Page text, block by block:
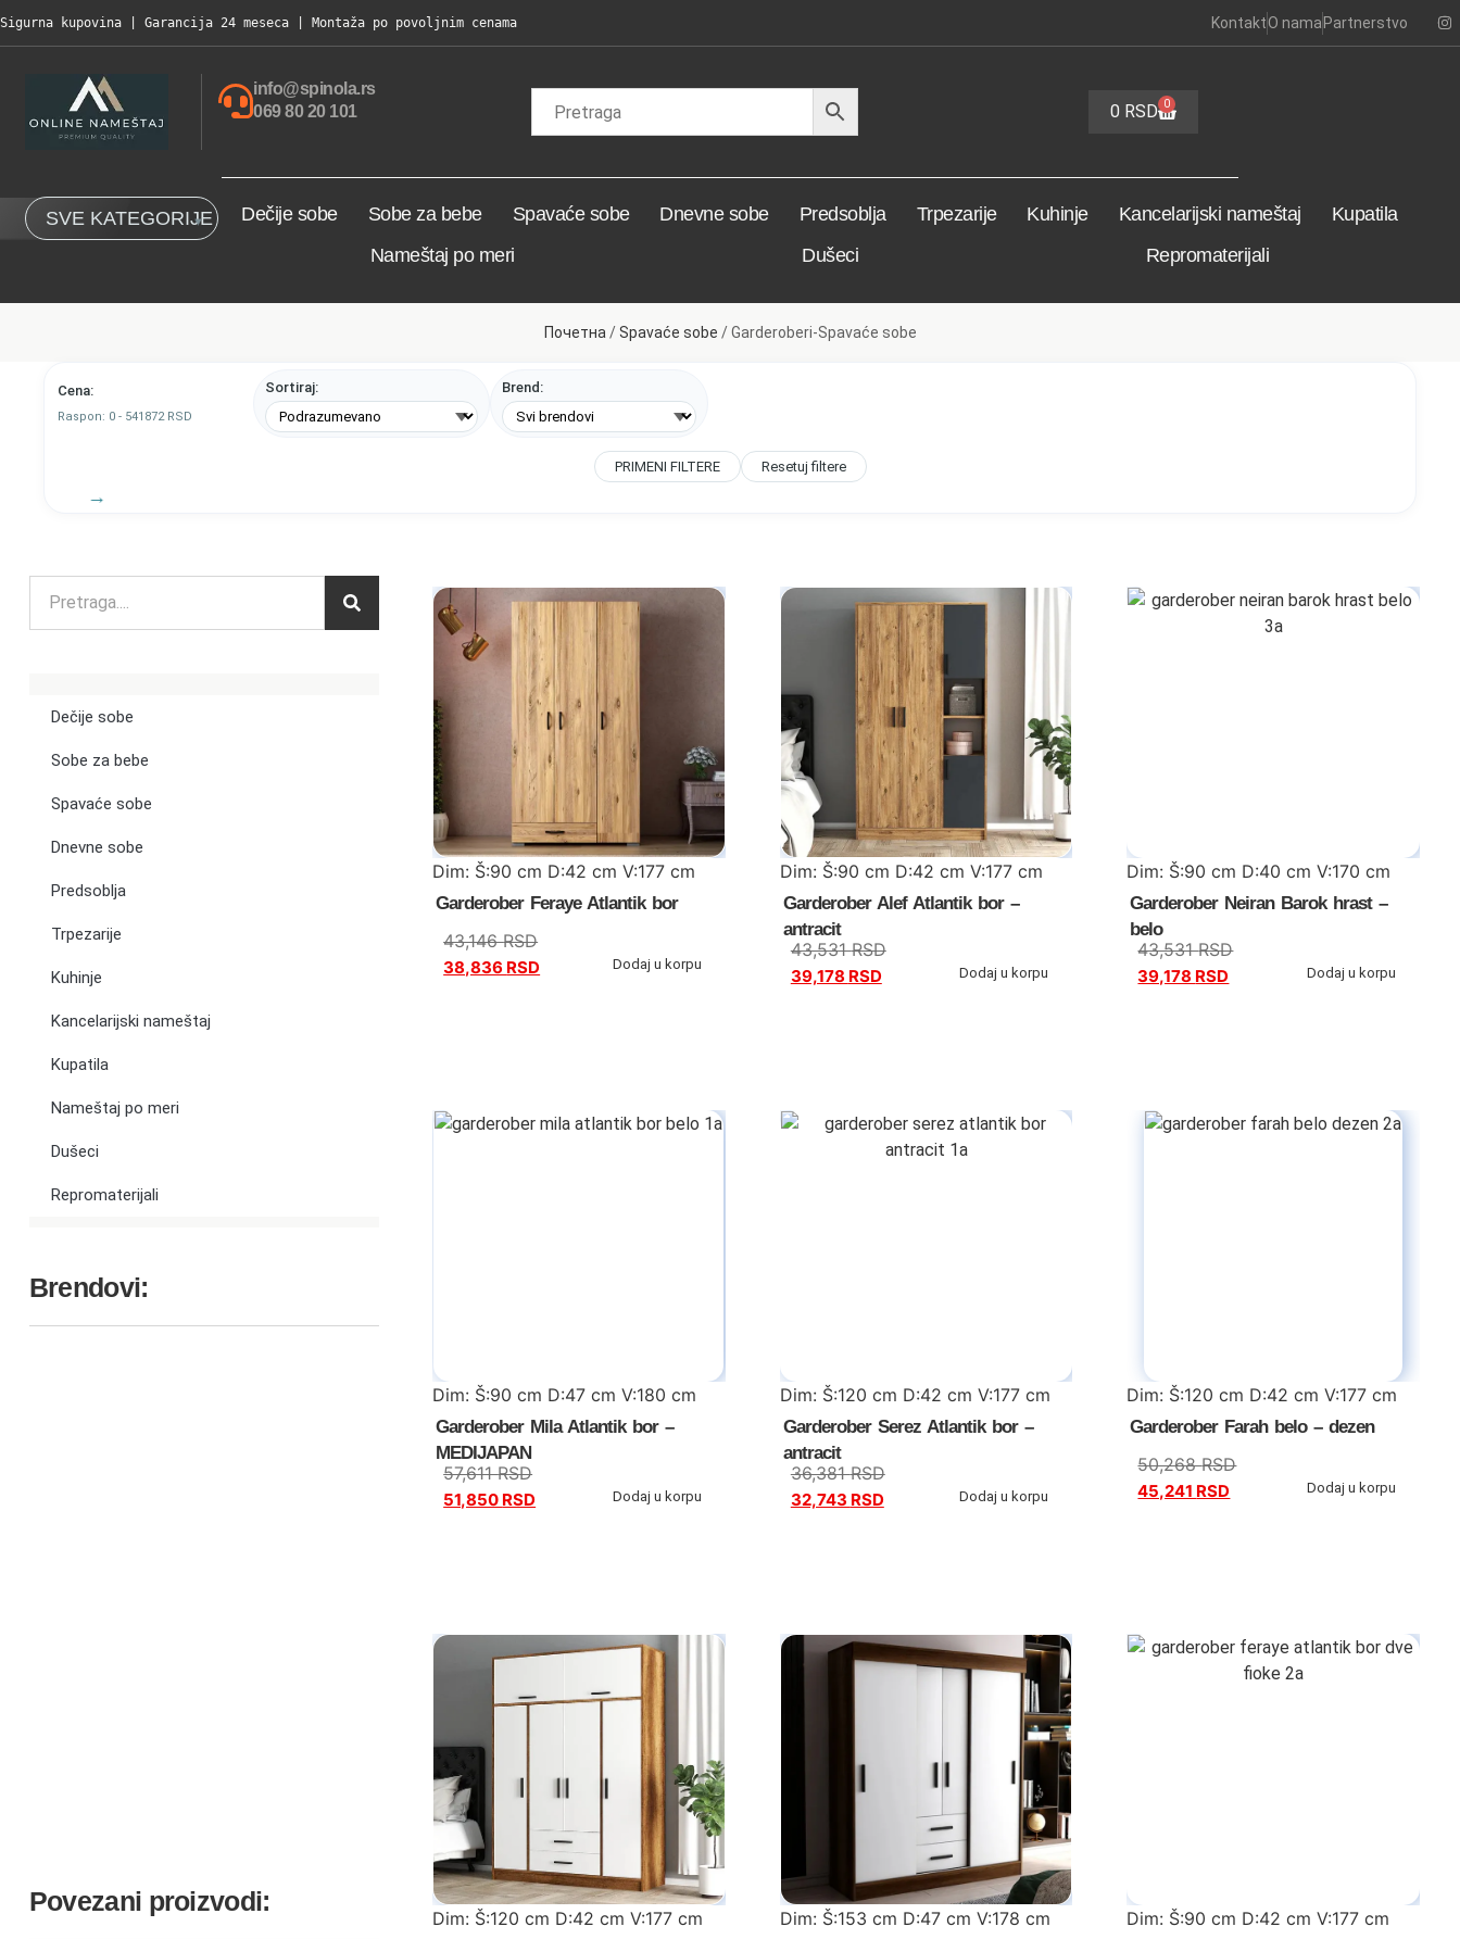
Sigurna kupovina | Garancija 24 meseca | Montaža po povoljnim cenama KontaktO namaPartnerstvo
info@spinola.rs
069 80 20 101
0 RSD 0
SVE KATEGORIJE Dečije sobe Sobe za bebe Spavaće sobe Dnevne sobe Predsoblja Trpezarije Kuhinje Kancelarijski nameštaj
Kupatila
Nameštaj po meri
Dušeci Repromaterijali
Почетна/Spavaće sobe / Garderoberi-Spavaće sobe
Cena:
Raspon: 0 - 541872RSD
Sortiraj: Brend:
PRIMENI FILTERE Resetuj filtere
Dečije sobe
Sobe za bebe
Spavaće sobe
Dnevne sobe
Predsoblja
Trpezarije
Kuhinje
Kancelarijski nameštaj
Kupatila
Nameštaj po meri
Dušeci
Repromaterijali
Brendovi:
Povezani proizvodi:
Dim: Š:90 cm D:42 cm V:177 cm
Garderober Feraye Atlantik bor
43,146RSD
38,836 RSD Dodaj u korpu
Dim: Š:90 cm D:42 cm V:177 cm
Garderober Alef Atlantik bor –
antracit
43,531RSD
39,178 RSD Dodaj u korpu
Dim: Š:90 cm D:40 cm V:170 cm
Garderober Neiran Barok hrast –
belo
43,531RSD
39,178 RSD Dodaj u korpu
Dim: Š:90 cm D:47 cm V:180 cm
Garderober Mila Atlantik bor –
MEDIJAPAN
57,611RSD
51,850 RSD Dodaj u korpu
Dim: Š:120 cm D:42 cm V:177 cm
Garderober Serez Atlantik bor –
antracit
36,381RSD
32,743 RSD Dodaj u korpu
Dim: Š:120 cm D:42 cm V:177 cm
Garderober Farah belo – dezen
50,268RSD
45,241 RSD Dodaj u korpu
Dim: Š:120 cm D:42 cm V:177 cm Dim: Š:153 cm D:47 cm V:178 cm Dim: Š:90 cm D:42 cm V:177 cm